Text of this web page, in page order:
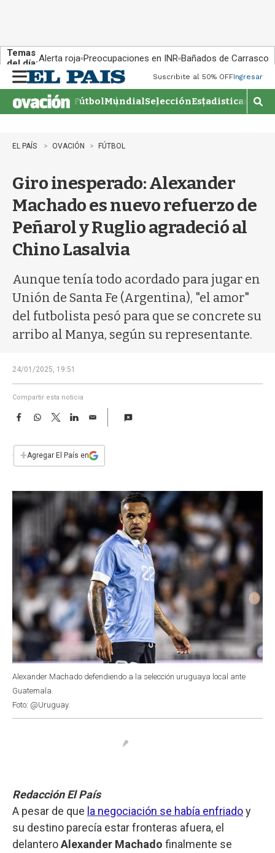
Temas
del día:Alerta roja Preocupaciones en INR Bañados de Carrasco
n
u
Suscribite al 50% OFFIngresar
FútbolMundialSelecciónEstadisticas
M
o
a
EL PAÍS OVACIÓN FÚTBOL
Giro inesperado: Alexander
Machado es nuevo refuerzo de
Peñarol y Ruglio agradeció al
Chino Lasalvia
Aunque tenía todo acordado para jugar en
Unión de Santa Fe (Argentina), "el amor"
del futbolista pesó para que se concrete su
arribo al Manya, según su representante.
24/01/2025, 19:51
Compartir esta noticia
F
e
b
k
W
s
T
w
t
L
n
E
i
l
+Agregar El País en
Alexander Machado defendiendo a la selección uruguaya local ante
Guatemala.
Foto: @Uruguay.
Redacción El País
A pesar de que la negociación se había enfriadoy
su destino parecía estar fronteras afuera, el
delanteroAlexander Machado finalmente se